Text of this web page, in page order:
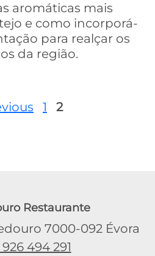
aromáticas mais
e como incorporá-
para realçar os
da região.
Page
1 Page
2
Restaurante
7000-092 Évora
926 494 291